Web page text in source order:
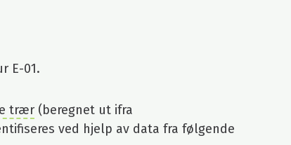
E-01.
trær (beregnet ut ifra
ved hjelp av data fra følgende